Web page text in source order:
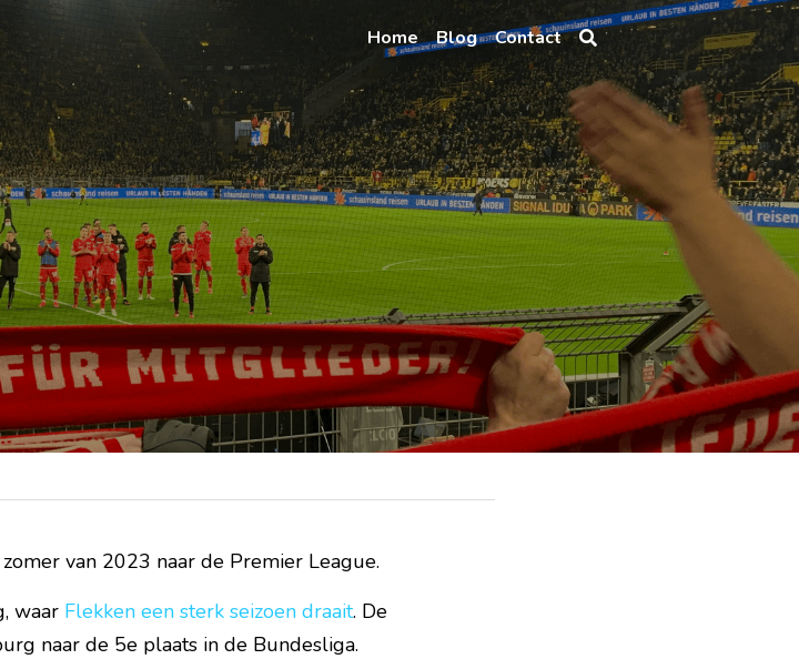
Home Blog Contact
van 2023 naar de Premier League.
waar Flekken een sterk seizoen draait. De
naar de 5e plaats in de Bundesliga.